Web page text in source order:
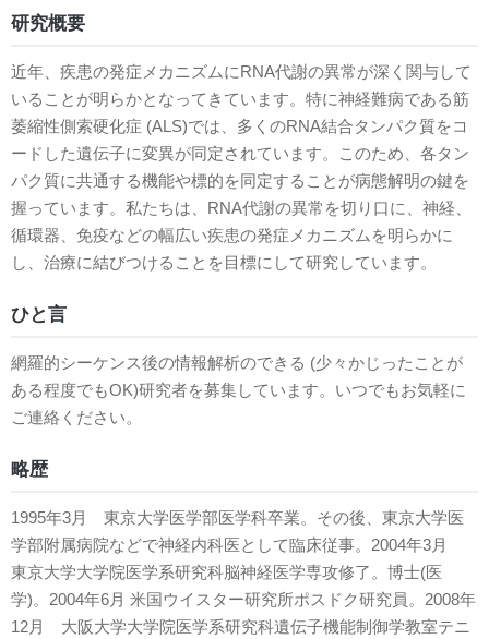
研究概要
近年、疾患の発症メカニズムにRNA代謝の異常が深く関与して
いることが明らかとなってきています。特に神経難病である筋
萎縮性側索硬化症 (ALS)では、多くのRNA結合タンパク質をコ
ードした遺伝子に変異が同定されています。このため、各タン
パク質に共通する機能や標的を同定することが病態解明の鍵を
握っています。私たちは、RNA代謝の異常を切り口に、神経、
循環器、免疫などの幅広い疾患の発症メカニズムを明らかに
し、治療に結びつけることを目標にして研究しています。
ひと言
網羅的シーケンス後の情報解析のできる (少々かじったことが
ある程度でもOK)研究者を募集しています。いつでもお気軽に
ご連絡ください。
略歴
1995年3月 東京大学医学部医学科卒業。その後、東京大学医
学部附属病院などで神経内科医として臨床従事。2004年3月
東京大学大学院医学系研究科脳神経医学専攻修了。博士(医
学)。2004年6月 米国ウイスター研究所ポスドク研究員。2008年
12月 大阪大学大学院医学系研究科遺伝子機能制御学教室テニ